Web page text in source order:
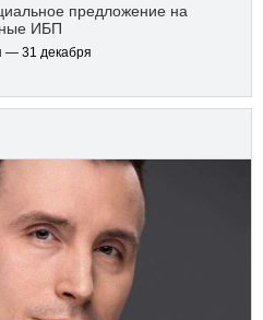
предложение на
ИБП
— 31 декабря